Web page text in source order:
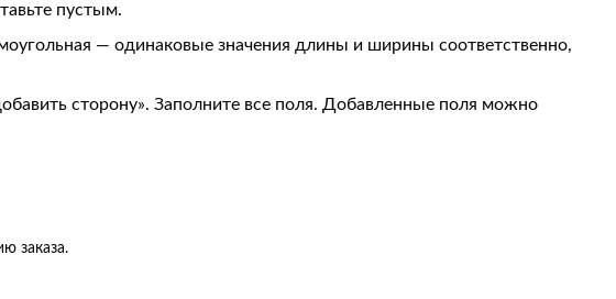
пустым.
— одинаковые значения длины и ширины соответственно,
сторону». Заполните все поля. Добавленные поля можно
заказа.